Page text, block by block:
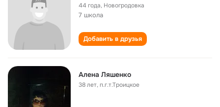
44 года, Новогродовка
7 школа
Добавить в друзья
Алена Ляшенко
38 лет,п.г.т.Троицкое